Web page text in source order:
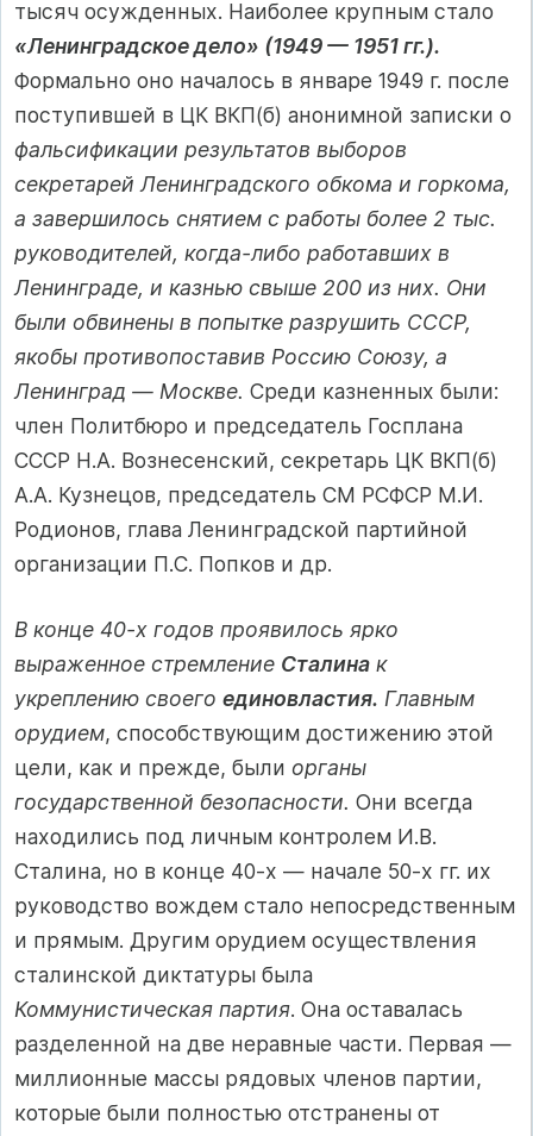
тысяч осужденных. Наиболее крупным стало
«Ленинградское дело» (1949 — 1951 гг.).
Формально оно началось в январе 1949 г. после
поступившей в ЦК ВКП(б) анонимной записки о
фальсификации результатов выборов
секретарей Ленинградского обкома и горкома,
а завершилось снятием с работы более 2 тыс.
руководителей, когда-либо работавших в
Ленинграде, и казнью свыше 200 из них. Они
были обвинены в попытке разрушить СССР,
якобы противопоставив Россию Союзу, а
Ленинград — Москве. Среди казненных были:
член Политбюро и председатель Госплана
СССР Н.А. Вознесенский, секретарь ЦК ВКП(б)
A.A. Кузнецов, председатель СМ РСФСР М.И.
Родионов, глава Ленинградской партийной
организации П.С. Попков и др.
В конце 40-х годов проявилось ярко
выраженное стремление Сталина к
укреплению своего единовластия. Главным
орудием, способствующим достижению этой
цели, как и прежде, были органы
государственной безопасности. Они всегда
находились под личным контролем И.В.
Сталина, но в конце 40-х — начале 50-х гг. их
руководство вождем стало непосредственным
и прямым. Другим орудием осуществления
сталинской диктатуры была
Коммунистическая партия. Она оставалась
разделенной на две неравные части. Первая —
миллионные массы рядовых членов партии,
которые были полностью отстранены от